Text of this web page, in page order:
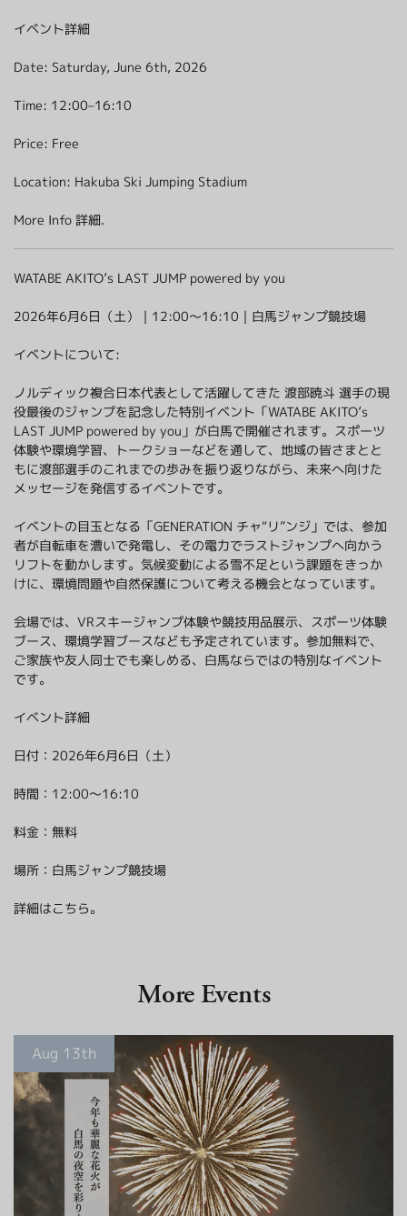
イベント詳細
Date: Saturday, June 6th, 2026
Time: 12:00–16:10
Price: Free
Location: Hakuba Ski Jumping Stadium
More Info 詳細.
WATABE AKITO’s LAST JUMP powered by you
2026年6月6日（土）｜12:00〜16:10｜白馬ジャンプ競技場
イベントについて:
ノルディック複合日本代表として活躍してきた 渡部暁斗 選手の現
役最後のジャンプを記念した特別イベント「WATABE AKITO’s
LAST JUMP powered by you」が白馬で開催されます。スポーツ
体験や環境学習、トークショーなどを通して、地域の皆さまとと
もに渡部選手のこれまでの歩みを振り返りながら、未来へ向けた
メッセージを発信するイベントです。
イベントの目玉となる「GENERATION チャ“リ”ンジ」では、参加
者が自転車を漕いで発電し、その電力でラストジャンプへ向かう
リフトを動かします。気候変動による雪不足という課題をきっか
けに、環境問題や自然保護について考える機会となっています。
会場では、VRスキージャンプ体験や競技用品展示、スポーツ体験
ブース、環境学習ブースなども予定されています。参加無料で、
ご家族や友人同士でも楽しめる、白馬ならではの特別なイベント
です。
イベント詳細
日付：2026年6月6日（土）
時間：12:00〜16:10
料金：無料
場所：白馬ジャンプ競技場
詳細はこちら。
More Events
Aug 13th